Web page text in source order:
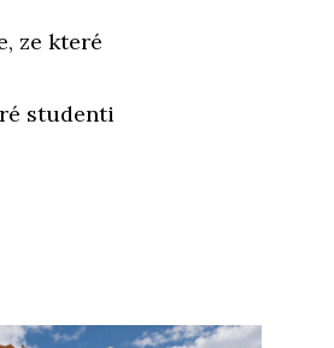
ze které
studenti